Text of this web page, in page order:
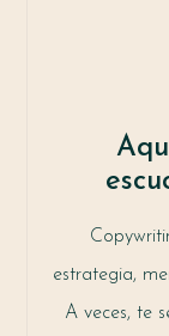
estrategia,
A veces, te